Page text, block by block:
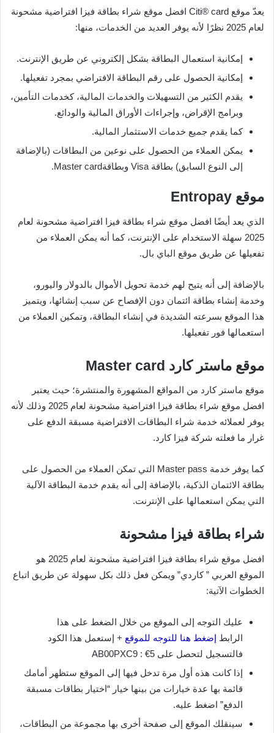
يعدّ موقع Citi® card افضل موقع شراء بطاقة فيزا افتراضية مشحونة
لعام 2025 نظرًا لأنه يوفر العديد من الخدمات، منها:
إمكانية استعمال البطاقة بشكل إلكتروني عن طريق الإنترنت.
إمكانية الحصول على رقم البطاقة الافتراضي بمجرد تفعيلها.
يقدم الكثير من التسهيلات والخدمات المالية، كخدمات التأمين،
وبرامج الإقراض، وإجراءات الأوراق المالية والودائع.
كما يقدم جميع خدمات الاستثمار المالية.
يمكن العملاء من الحصول على نوعين من البطاقات (بالإضافة
إلى النوع السابق) بطاقة Visa وبطاقةMaster card.
موقع Entropay
الذي يعد أيضًا افضل موقع شراء بطاقة فيزا افتراضية مشحونة لعام
2025 سهلة الاستخدام على الإنترنت، كما أنه يمكن العملاء من
تفعيلها عن طريق موقع الباي بال.
بالإضافة إلى أنه يتيح لهم خدمة تحويل الأموال بالدولار واليورو،
وخدمة إنشاء بطاقة ائتمان دون الإفصاح عن سبب إنشائها، ويتميز
هذا الموقع بسرعته الشديدة في إنشاء البطاقة، وتمكين العملاء من
استعمالها فور تفعيلها.
موقع ماستر كارد Master card
موقع ماستر كارد من المواقع المشهورة والمنتشرة؛ حيث يعتبر
افضل موقع شراء بطاقة فيزا افتراضية مشحونة لعام 2025 وذلك لأنه
يوفر لعملائه خدمة شراء البطاقات الافتراضية مسبقة الدفع على
غرار ما فعلته شركة فيزا كارد.
كما يوفر خدمة Master pass التي تمكن العملاء من الحصول على
بطاقة الائتمان الذكية، بالإضافة إلى أنه يقدم خدمة البطاقة الآلية
التي يمكن استعمالها على الإنترنت.
شراء بطاقة فيزا مشحونة
افضل موقع شراء بطاقة فيزا افتراضية مشحونة لعام 2025 هو
الموقع العربي ” كاردي” ويمكن فعل ذلك بكل سهولة عن طريق اتباع
الخطوات الآتية:
عليك التوجه إلى الموقع من خلال الضغط على هذا
الرابط إضغط هنا للتوجه للموقع + إستعمل هذا الكود
فالتسجيل لتحصل على 5€ : AB00PXC9
إذا كانت هذه أول مرة تدخل فيها إلى الموقع ستظهر أمامك
قائمة بها عدة خيارات من بينها خيار “اختيار بطاقات مسبقة
الدفع” اضغط عليه.
سينقلك الموقع إلى صفحة أخرى بها مجموعة من البطاقات،